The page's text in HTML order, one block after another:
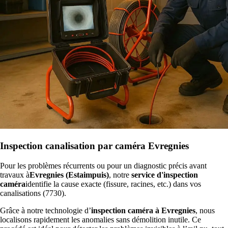
Inspection canalisation par caméra Evregnies
Pour les problèmes récurrents ou pour un diagnostic précis avant
travaux àEvregnies (Estaimpuis), notre service d'inspection
caméraidentifie la cause exacte (fissure, racines, etc.) dans vos
canalisations (7730).
Grâce à notre technologie d’inspection caméra à Evregnies, nous
localisons rapidement les anomalies sans démolition inutile. Ce